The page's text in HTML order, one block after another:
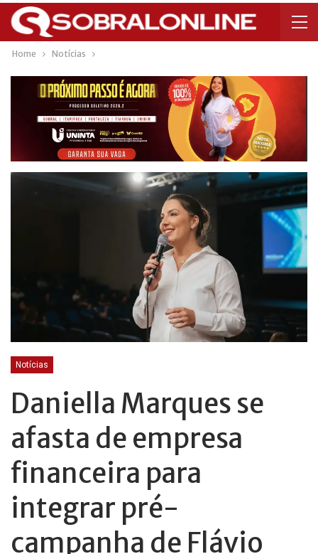
Home Notícias
Notícias
Daniella Marques se
afasta de empresa
financeira para
integrar pré-
campanha de Flávio